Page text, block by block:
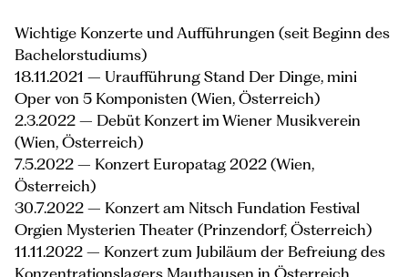
Wichtige Konzerte und Aufführungen (seit Beginn des
Bachelorstudiums)
18.11.2021 – Uraufführung Stand Der Dinge, mini
Oper von 5 Komponisten (Wien, Österreich)
2.3.2022 – Debüt Konzert im Wiener Musikverein
(Wien, Österreich)
7.5.2022 – Konzert Europatag 2022 (Wien,
Österreich)
30.7.2022 – Konzert am Nitsch Fundation Festival
Orgien Mysterien Theater (Prinzendorf, Österreich)
11.11.2022 – Konzert zum Jubiläum der Befreiung des